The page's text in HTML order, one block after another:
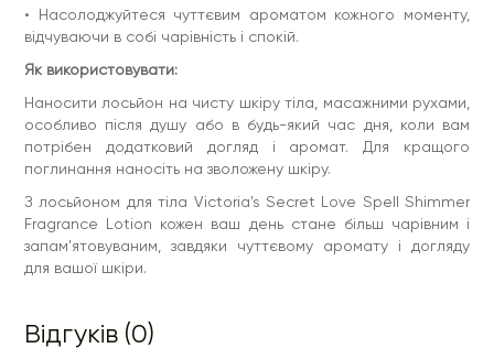
• Насолоджуйтеся чуттєвим ароматом кожного моменту,
відчуваючи в собі чарівність і спокій.
Як використовувати:
Наносити лосьйон на чисту шкіру тіла, масажними рухами,
особливо після душу або в будь-який час дня, коли вам
потрібен додатковий догляд і аромат. Для кращого
поглинання наносіть на зволожену шкіру.
З лосьйоном для тіла Victoria's Secret Love Spell Shimmer
Fragrance Lotion кожен ваш день стане більш чарівним і
запам'ятовуваним, завдяки чуттєвому аромату і догляду
для вашої шкіри.
Відгуків (0)